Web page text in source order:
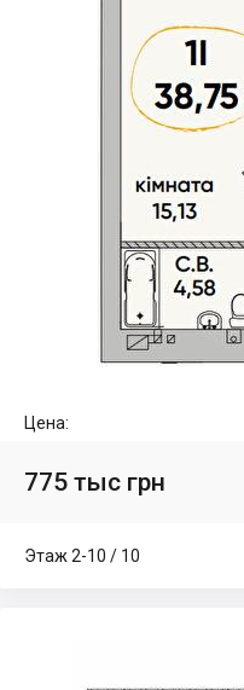
Цена:
775 тыс грн
Этаж 2-10 / 10